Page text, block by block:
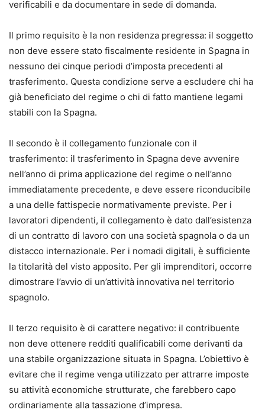
verificabili e da documentare in sede di domanda.
Il primo requisito è la non residenza pregressa: il soggetto
non deve essere stato fiscalmente residente in Spagna in
nessuno dei cinque periodi d’imposta precedenti al
trasferimento. Questa condizione serve a escludere chi ha
già beneficiato del regime o chi di fatto mantiene legami
stabili con la Spagna.
Il secondo è il collegamento funzionale con il
trasferimento: il trasferimento in Spagna deve avvenire
nell’anno di prima applicazione del regime o nell’anno
immediatamente precedente, e deve essere riconducibile
a una delle fattispecie normativamente previste. Per i
lavoratori dipendenti, il collegamento è dato dall’esistenza
di un contratto di lavoro con una società spagnola o da un
distacco internazionale. Per i nomadi digitali, è sufficiente
la titolarità del visto apposito. Per gli imprenditori, occorre
dimostrare l’avvio di un’attività innovativa nel territorio
spagnolo.
Il terzo requisito è di carattere negativo: il contribuente
non deve ottenere redditi qualificabili come derivanti da
una stabile organizzazione situata in Spagna. L’obiettivo è
evitare che il regime venga utilizzato per attrarre imposte
su attività economiche strutturate, che farebbero capo
ordinariamente alla tassazione d’impresa.